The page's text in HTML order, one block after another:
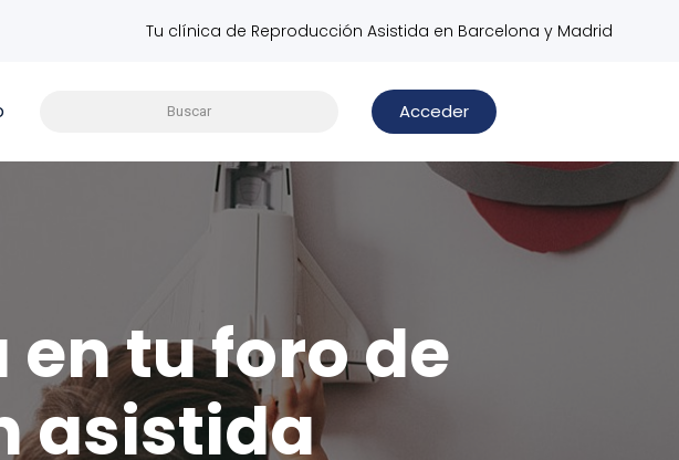
Tu clínica de Reproducción Asistida en Barcelona y Madrid
Acceder
tu foro de
asistida